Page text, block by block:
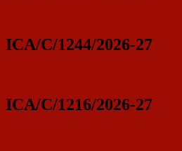
ICA/C/1244/2026-27
ICA/C/1216/2026-27